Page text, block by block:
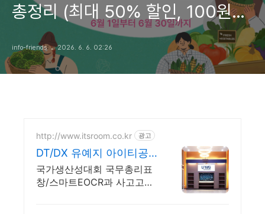
총정리 (최대 50% 할인, 100원
특가 정보)
info-friends 2026. 6. 6. 02:26
http://www.itsroom.co.kr 광고
DT/DX 유예지 아이티공
간 탄소중립 전류 예지보
전 실천
국가생산성대회 국무총리표
창/스마트EOCR과 사고고장